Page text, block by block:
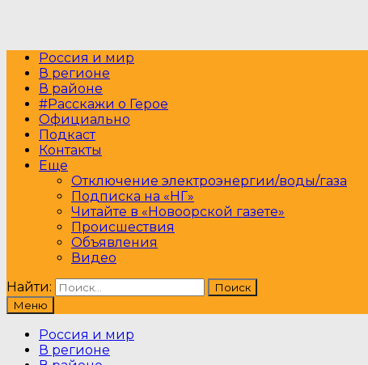
Россия и мир
В регионе
В районе
#Расскажи о Герое
Официально
Подкаст
Контакты
Еще
Отключение электроэнергии/воды/газа
Подписка на «НГ»
Читайте в «Новоорской газете»
Происшествия
Объявления
Видео
Найти:
Меню
Россия и мир
В регионе